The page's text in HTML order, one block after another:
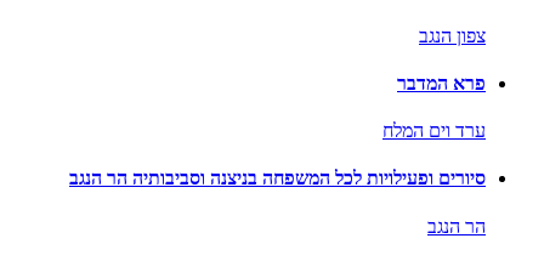
צפון הנגב
פרא המדבר
ערד וים המלח
סיורים ופעילויות לכל המשפחה בניצנה וסביבותיה הר הנגב
הר הנגב